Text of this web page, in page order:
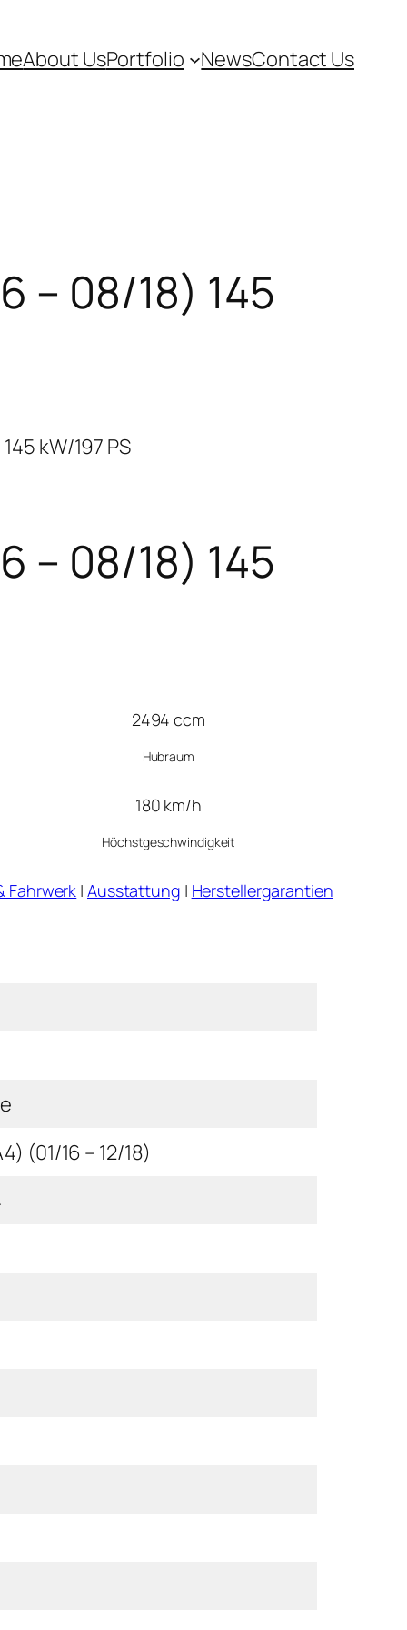
About UsPortfolio NewsContact Us
– 08/18) 145
kW/197 PS
– 08/18) 145
2494 ccm
Hubraum
180 km/h
Höchstgeschwindigkeit
Fahrwerk | Ausstattung | Herstellergarantien
(01/16 – 12/18)